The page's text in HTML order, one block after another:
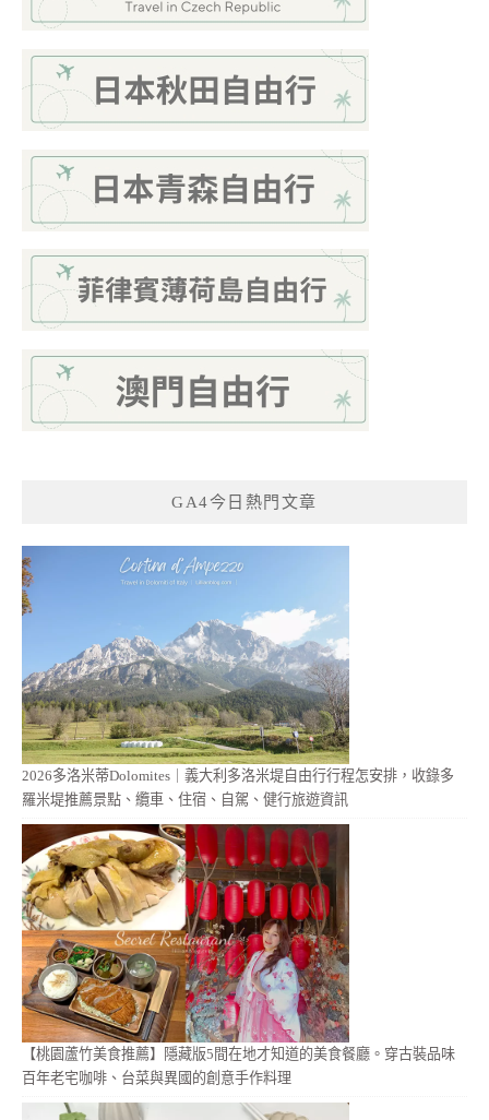
GA4今日熱門文章
2026多洛米蒂Dolomites｜義大利多洛米堤自由行行程怎安排，收錄多
羅米堤推薦景點、纜車、住宿、自駕、健行旅遊資訊
【桃園蘆竹美食推薦】隱藏版5間在地才知道的美食餐廳。穿古裝品味
百年老宅咖啡、台菜與異國的創意手作料理